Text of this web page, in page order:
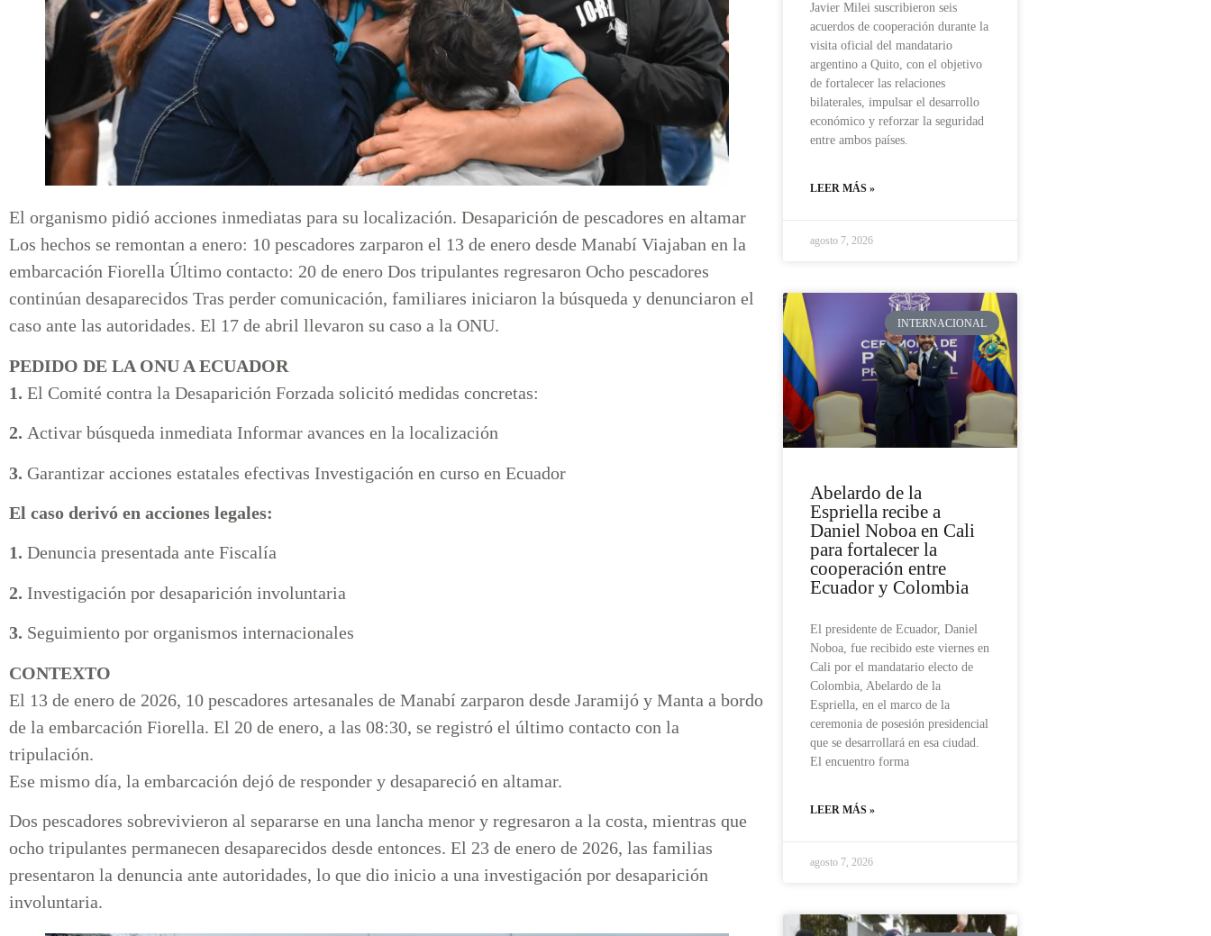
El organismo pidió acciones inmediatas para su localización. Desaparición de pescadores en altamar
Los hechos se remontan a enero: 10 pescadores zarparon el 13 de enero desde Manabí Viajaban en la
embarcación Fiorella Último contacto: 20 de enero Dos tripulantes regresaron Ocho pescadores
continúan desaparecidos Tras perder comunicación, familiares iniciaron la búsqueda y denunciaron el
caso ante las autoridades. El 17 de abril llevaron su caso a la ONU.
PEDIDO DE LA ONU A ECUADOR
1. El Comité contra la Desaparición Forzada solicitó medidas concretas:
2. Activar búsqueda inmediata Informar avances en la localización
3. Garantizar acciones estatales efectivas Investigación en curso en Ecuador
El caso derivó en acciones legales:
1. Denuncia presentada ante Fiscalía
2. Investigación por desaparición involuntaria
3. Seguimiento por organismos internacionales
CONTEXTO
El 13 de enero de 2026, 10 pescadores artesanales de Manabí zarparon desde Jaramijó y Manta a bordo
de la embarcación Fiorella. El 20 de enero, a las 08:30, se registró el último contacto con la
tripulación.
Ese mismo día, la embarcación dejó de responder y desapareció en altamar.
Dos pescadores sobrevivieron al separarse en una lancha menor y regresaron a la costa, mientras que
ocho tripulantes permanecen desaparecidos desde entonces. El 23 de enero de 2026, las familias
presentaron la denuncia ante autoridades, lo que dio inicio a una investigación por desaparición
involuntaria.
Javier Milei suscribieron seis
acuerdos de cooperación durante la
visita oficial del mandatario
argentino a Quito, con el objetivo
de fortalecer las relaciones
bilaterales, impulsar el desarrollo
económico y reforzar la seguridad
entre ambos países.
LEER MÁS »
agosto 7, 2026
INTERNACIONAL
Abelardo de la
Espriella recibe a
Daniel Noboa en Cali
para fortalecer la
cooperación entre
Ecuador y Colombia
El presidente de Ecuador, Daniel
Noboa, fue recibido este viernes en
Cali por el mandatario electo de
Colombia, Abelardo de la
Espriella, en el marco de la
ceremonia de posesión presidencial
que se desarrollará en esa ciudad.
El encuentro forma
LEER MÁS »
agosto 7, 2026